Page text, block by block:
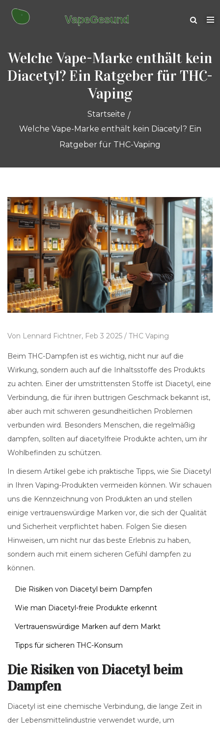
Welche Vape-Marke enthält kein
Diacetyl? Ein Ratgeber für THC-
Vaping
Startseite
Welche Vape-Marke enthält kein Diacetyl? Ein
Ratgeber für THC-Vaping
Von Lennard Fichtner, Feb 3 2025 / THC Vaping
Beim THC-Dampfen ist es wichtig, nicht nur auf die
Wirkung, sondern auch auf die Inhaltsstoffe des Produkts
zu achten. Einer der umstrittensten Stoffe ist Diacetyl, eine
Verbindung, die für ihren buttrigen Geschmack bekannt ist,
aber auch mit schweren gesundheitlichen Problemen
verbunden wird. Besonders Menschen, die regelmäßig
dampfen, sollten auf diacetylfreie Produkte achten, um ihr
Wohlbefinden zu schützen.
In diesem Artikel gebe ich praktische Tipps, wie Sie Diacetyl
in Ihren Vaping-Produkten vermeiden können. Wir schauen
uns die Kennzeichnung von Produkten an und stellen
einige vertrauenswürdige Marken vor, die sich der Qualität
und Sicherheit verpflichtet haben. Folgen Sie diesen
Hinweisen, um nicht nur das beste Erlebnis zu haben,
sondern auch mit einem sicheren Gefühl dampfen zu
können.
Die Risiken von Diacetyl beim Dampfen
Wie man Diacetyl-freie Produkte erkennt
Vertrauenswürdige Marken auf dem Markt
Tipps für sicheren THC-Konsum
Die Risiken von Diacetyl beim
Dampfen
Diacetyl ist eine chemische Verbindung, die lange Zeit in
der Lebensmittelindustrie verwendet wurde, um